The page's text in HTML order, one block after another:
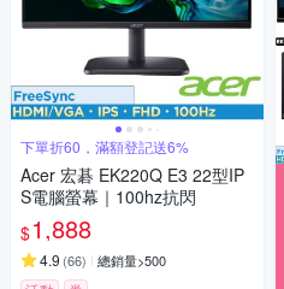
下單折60，滿額登記送6%
Acer 宏碁 EK220Q E3 22型IP
S電腦螢幕｜100hz抗閃
$1,888
4.9 (66) 總銷量>500